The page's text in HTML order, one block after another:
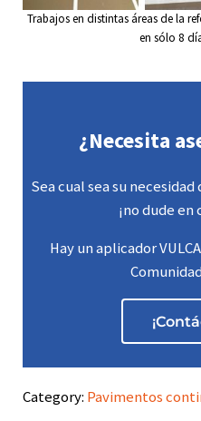
Trabajos en distintas áreas de la
en sólo 8
¿Necesita
Sea cual sea su
¡no dude
Hay un aplicador
Category: Pavimentos